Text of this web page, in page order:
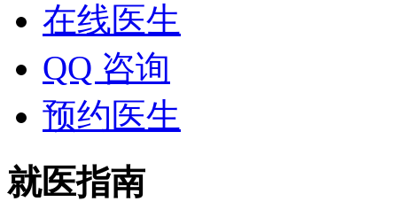
在线医生
QQ 咨询
预约医生
就医指南